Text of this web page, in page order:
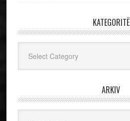
KATEGORITË
ARKIV